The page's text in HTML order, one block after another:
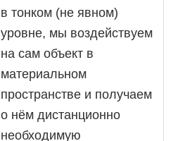
в тонком (не явном)
уровне, мы воздействуем
на сам объект в
материальном
пространстве и получаем
о нём дистанционно
необходимую